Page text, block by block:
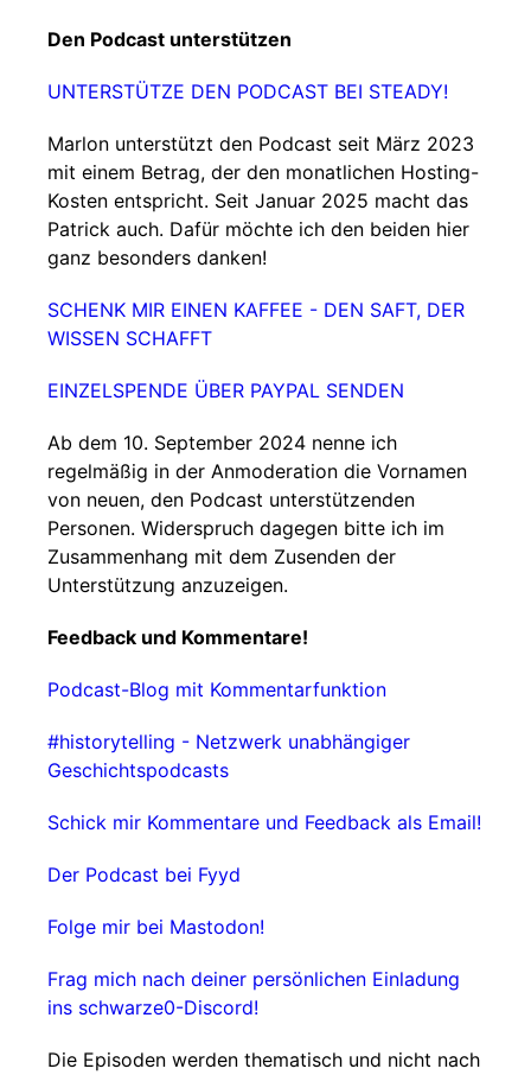
Den Podcast unterstützen
UNTERSTÜTZE DEN PODCAST BEI STEADY!
Marlon unterstützt den Podcast seit März 2023
mit einem Betrag, der den monatlichen Hosting-
Kosten entspricht. Seit Januar 2025 macht das
Patrick auch. Dafür möchte ich den beiden hier
ganz besonders danken!
SCHENK MIR EINEN KAFFEE - DEN SAFT, DER
WISSEN SCHAFFT
EINZELSPENDE ÜBER PAYPAL SENDEN
Ab dem 10. September 2024 nenne ich
regelmäßig in der Anmoderation die Vornamen
von neuen, den Podcast unterstützenden
Personen. Widerspruch dagegen bitte ich im
Zusammenhang mit dem Zusenden der
Unterstützung anzuzeigen.
Feedback und Kommentare!
Podcast-Blog mit Kommentarfunktion
#historytelling - Netzwerk unabhängiger
Geschichtspodcasts
Schick mir Kommentare und Feedback als Email!
Der Podcast bei Fyyd
Folge mir bei Mastodon!
Frag mich nach deiner persönlichen Einladung
ins schwarze0-Discord!
Die Episoden werden thematisch und nicht nach